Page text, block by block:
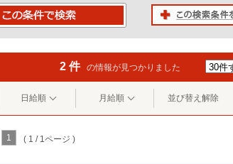
2 件 の情報が見つかりました
日給順 月給順 並び替え解除
1 ( 1 / 1ページ )